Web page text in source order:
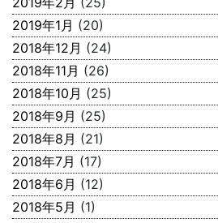
2019年1月 (20)
2018年12月 (24)
2018年11月 (26)
2018年10月 (25)
2018年9月 (25)
2018年8月 (21)
2018年7月 (17)
2018年6月 (12)
2018年5月 (1)